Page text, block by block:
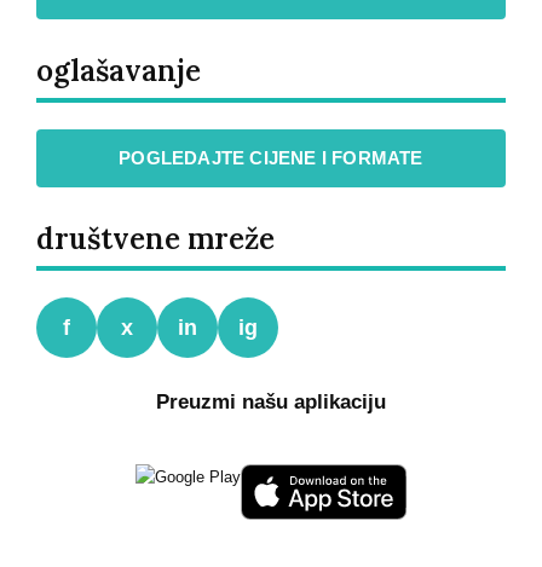
oglašavanje
POGLEDAJTE CIJENE I FORMATE
društvene mreže
f x in ig
Preuzmi našu aplikaciju